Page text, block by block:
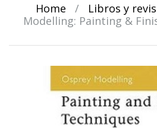
Home / Libros y
Modelling: Painting &